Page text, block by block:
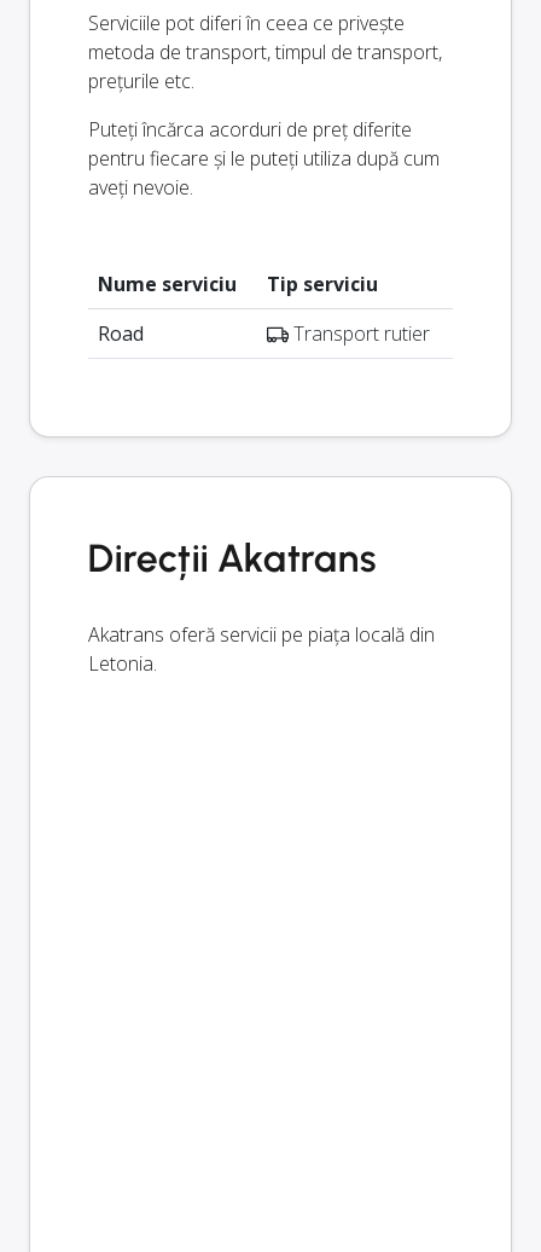
Serviciile pot diferi în ceea ce privește
metoda de transport, timpul de transport,
prețurile etc.
Puteți încărca acorduri de preț diferite
pentru fiecare și le puteți utiliza după cum
aveți nevoie.
Nume serviciu
Tip serviciu
Road
Transport rutier
Direcții Akatrans
Akatrans oferă servicii pe piața locală din
Letonia.